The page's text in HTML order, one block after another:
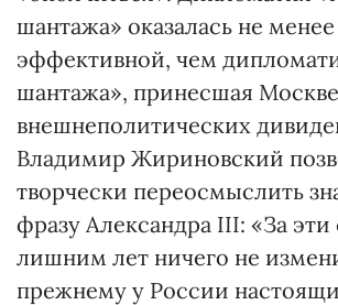
шантажа» оказалась не менее
эффективной, чем
шантажа», принесшая
внешнеполитических
Владимир Жириновский
творчески переосмыслить
фразу Алек­сандра III: «За эти
лишним лет ничего не
прежнему у России